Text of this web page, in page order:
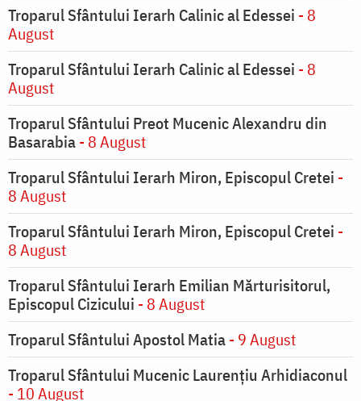
Troparul Sfântului Ierarh Calinic al Edessei - 8
August
Troparul Sfântului Ierarh Calinic al Edessei - 8
August
Troparul Sfântului Preot Mucenic Alexandru din
Basarabia- 8 August
Troparul Sfântului Ierarh Miron, Episcopul Cretei -
8 August
Troparul Sfântului Ierarh Miron, Episcopul Cretei -
8 August
Troparul Sfântului Ierarh Emilian Mărturisitorul,
Episcopul Cizicului - 8 August
Troparul Sfântului Apostol Matia- 9 August
Troparul Sfântului Mucenic Laurențiu Arhidiaconul
- 10 August